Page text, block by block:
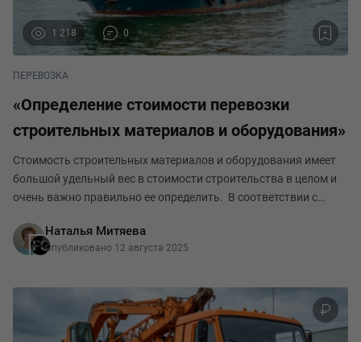
1 218 0
ПЕРЕВОЗКА
«Определение стоимости перевозки
строительных материалов и оборудования»
Стоимость строительных материалов и оборудования имеет
большой удельный вес в стоимости строительства в целом и
очень важно правильно ее определить. В соответствии с
реконструкции, капитального ремонта,
Наталья Митяева
Опубликовано 12 августа 2025